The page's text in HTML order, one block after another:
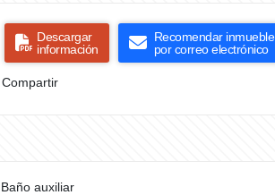
Descargar
información
Recomendar inmueble
por correo electrónico
Compartir
Baño auxiliar